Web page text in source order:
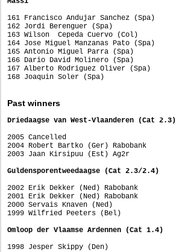
161 Francisco Andujar Sanchez (Spa)
162 Jordi Berenguer (Spa)
163 Wilson  Cepeda Cuervo (Col)
164 Jose Miguel Manzanas Pato (Spa)
165 Antonio Miguel Parra (Spa)
166 Dario David Molinero (Spa)
167 Alberto Rodriguez Oliver (Spa)
168 Joaquin Soler (Spa)
Past winners
2005 Cancelled
2004 Robert Bartko (Ger) Rabobank
2003 Jaan Kirsipuu (Est) Ag2r
2002 Erik Dekker (Ned) Rabobank
2001 Erik Dekker (Ned) Rabobank
2000 Servais Knaven (Ned)
1999 Wilfried Peeters (Bel)
1998 Jesper Skippy (Den)